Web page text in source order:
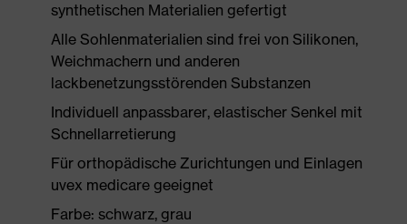
synthetischen Materialien gefertigt
Alle Sohlenmaterialien sind frei von Silikonen,
Weichmachern und anderen
lackbenetzungsstörenden Substanzen
Individuell anpassbarer, elastischer Senkel mit
Schnellarretierung
Für orthopädische Zurichtungen und Einlagen
uvex medicare geeignet
Farbe: schwarz, grau